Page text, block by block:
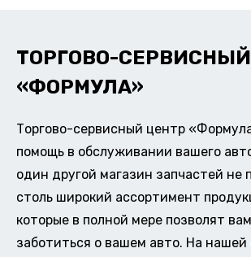
ТОРГОВО-
«ФОРМУЛА»
Торгово-сервисный центр
помощь в обслуживании вашего
один другой магазин запчастей не
столь широкий ассортимент
которые в полной мере позволят
заботиться о вашем авто. На нашей